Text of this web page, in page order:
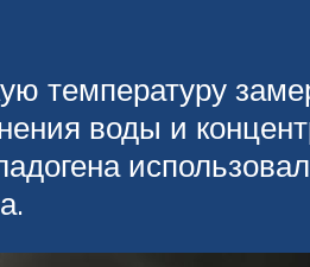
температуру
воды и